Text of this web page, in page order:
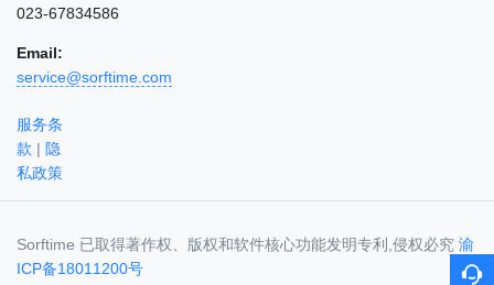
023-67834586
Email:
service@sorftime.com
服务条
款 | 隐
私政策
Sorftime 已取得著作权、版权和软件核心功能发明专利,侵权必究 渝
ICP备18011200号